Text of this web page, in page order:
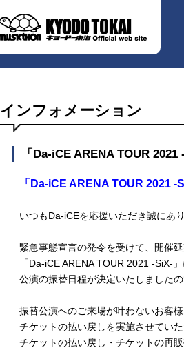
インフォメーション
「Da-iCE ARENA TOUR
「Da-iCE ARENA TOUR 2021
いつもDa-iCEを応援いただき誠にあ
緊急事態宣言の発令を受けて、開催
「Da-iCE ARENA TOUR 2021 -SiX-」
公演の振替日程が決定いたしました
振替公演へのご来場が叶わないお客様
チケットの払い戻しを実施させていた
チケットの払い戻し・チケットの再